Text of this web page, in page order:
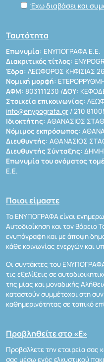
Έχω διαβάσει και
Ταυτότητα
Επωνυμία: ΕΝΥΠΟΓΡΑΦΑ Ε.Ε.
Διακριτικός τίτλος:
Έδρα: ΛΕΩΦΟΡΟΣ ΚΗΦΙΣΙΑΣ
Νομική μορφή: ΕΤΕΡΟΡΡΥΘΜΗ
ΑΦΜ: 803111230 /ΔΟΥ:
Στοιχεία επικοινωνίας:
info@enypografa.gr / 210
Ιδιοκτήτης: ΑΘΑΝΑΣΙΟΣ
Νόμιμος εκπρόσωπος:
Διευθυντής: ΑΘΑΝΑΣΙΟΣ
Διευθυντής Σύνταξης:
Επωνυμία του ονόματος
Ε.Ε.
Ποιοι είμαστε
Το ΕΝΥΠΟΓΡΑΦΑ είναι
Αυτοδιοίκηση και τον Βόρειο
ενυπόγραφη και με άποψη
κάθε κοινωνίας ενεργών και
Οι συντάκτες του
τις εξελίξεις σε
της μίας και μοναδικής
καταστούν συμμέτοχοι στη
καθημερινότητας σε τοπικό
Προβληθείτε στο «Ε»
Προβάλλετε την εταιρεία σας
σας μέσω ενός ελκυστικού